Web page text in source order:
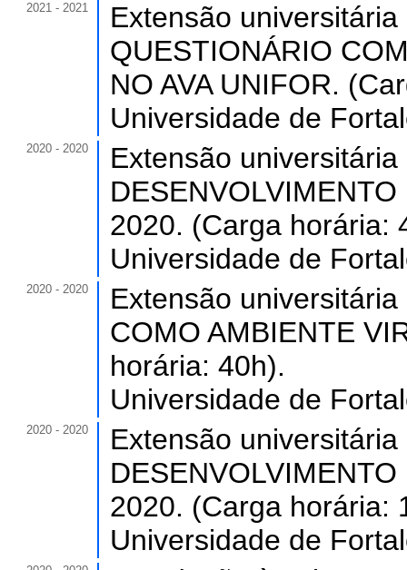
2021 - 2021
Extensão
QUESTIONÁRIO
NO AVA UNIFOR.
Universidade de
2020 - 2020
Extensão
2020. (Carga horária:
Universidade de
2020 - 2020
Extensão
COMO AMBIENTE
horária: 40h).
Universidade de
2020 - 2020
Extensão
2020. (Carga horária:
Universidade de